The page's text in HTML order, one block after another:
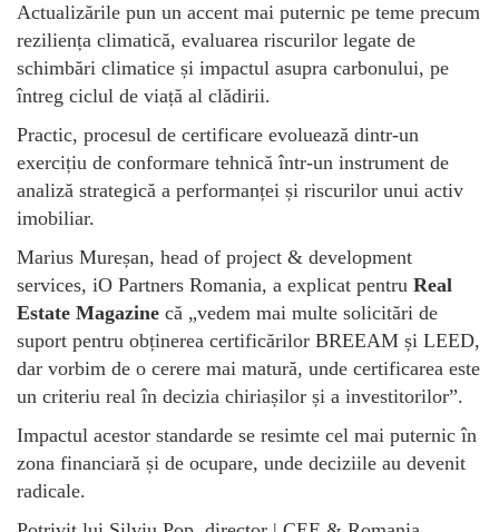
Actualizările pun un accent mai puternic pe teme precum
reziliența climatică, evaluarea riscurilor legate de
schimbări climatice și impactul asupra carbonului, pe
întreg ciclul de viață al clădirii.
Practic, procesul de certificare evoluează dintr-un
exercițiu de conformare tehnică într-un instrument de
analiză strategică a performanței și riscurilor unui activ
imobiliar.
Marius Mureșan, head of project & development
services, iO Partners Romania, a explicat pentru Real
Estate Magazine că „vedem mai multe solicitări de
suport pentru obținerea certificărilor BREEAM și LEED,
dar vorbim de o cerere mai matură, unde certificarea este
un criteriu real în decizia chiriașilor și a investitorilor”.
Impactul acestor standarde se resimte cel mai puternic în
zona financiară și de ocupare, unde deciziile au devenit
radicale.